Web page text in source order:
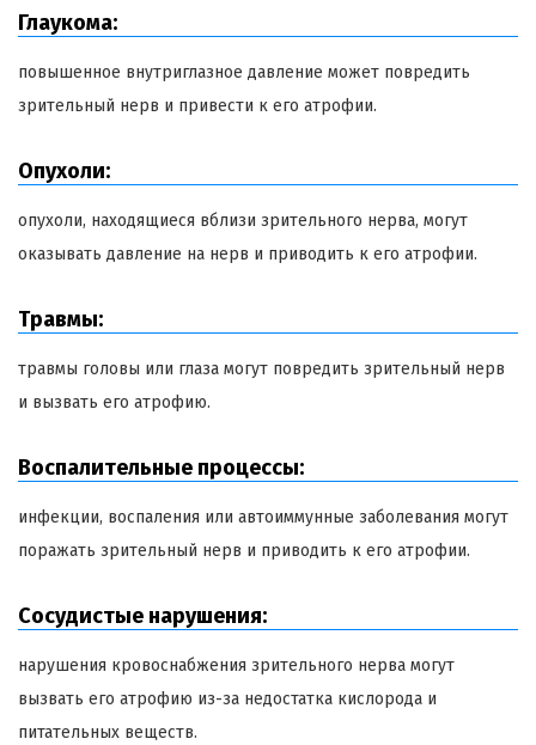
Глаукома:
повышенное внутриглазное давление может повредить
зрительный нерв и привести к его атрофии.
Опухоли:
опухоли, находящиеся вблизи зрительного нерва, могут
оказывать давление на нерв и приводить к его атрофии.
Травмы:
травмы головы или глаза могут повредить зрительный нерв
и вызвать его атрофию.
Воспалительные процессы:
инфекции, воспаления или автоиммунные заболевания могут
поражать зрительный нерв и приводить к его атрофии.
Сосудистые нарушения:
нарушения кровоснабжения зрительного нерва могут
вызвать его атрофию из-за недостатка кислорода и
питательных веществ.